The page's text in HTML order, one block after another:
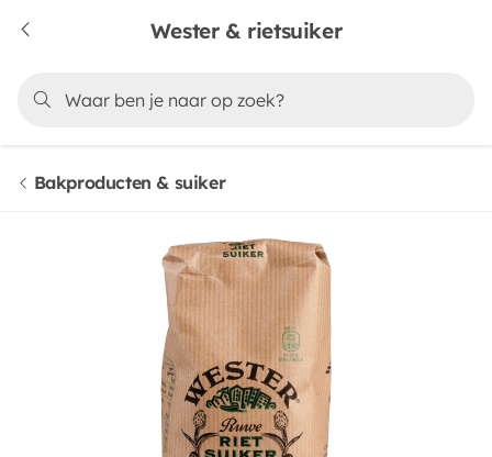
Wester & rietsuiker
Bakproducten & suiker